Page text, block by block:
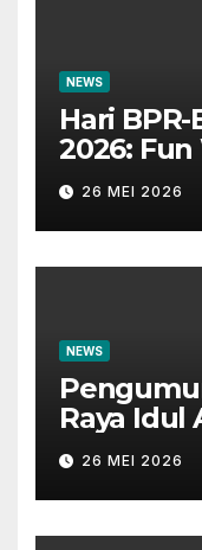
NEWS
Hari BPR-
2026:
26 MEI 2026
NEWS
Raya Idul
26 MEI 2026